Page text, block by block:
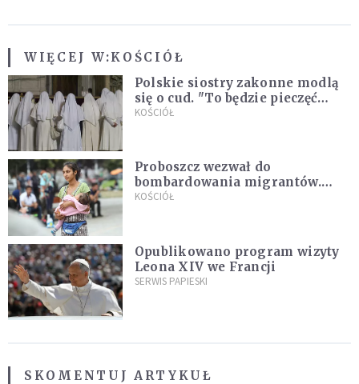
WIĘCEJ W:KOŚCIÓŁ
Polskie siostry zakonne modlą
się o cud. "To będzie pieczęć
Pana Boga dla naszej wiary"
KOŚCIÓŁ
Proboszcz wezwał do
bombardowania migrantów.
"Masowy ogień przeciwko
KOŚCIÓŁ
Opublikowano program wizyty
Leona XIV we Francji
SERWIS PAPIESKI
SKOMENTUJ ARTYKUŁ